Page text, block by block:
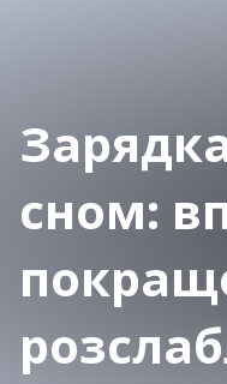
сном: